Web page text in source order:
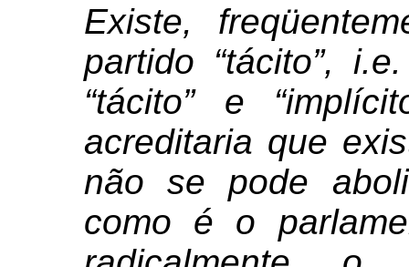
Existe,
partido “tácito”,
“tácito” e
acreditaria que
não se pode
como é o